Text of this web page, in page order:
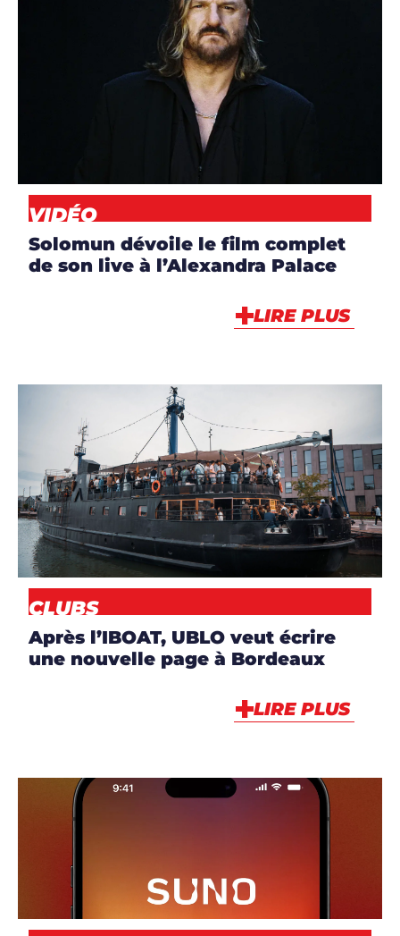
ARTICLES,ARTISTES
DJS,NEWS
VIDÉO
VIDÉO
Solomun dévoile le film complet
de son live à l’Alexandra Palace
LIRE PLUS
ARTICLES,CLUBS,
NEWS
CLUBS
Après l’IBOAT, UBLO veut écrire
une nouvelle page à Bordeaux
LIRE PLUS
ARTICLES,NEWS